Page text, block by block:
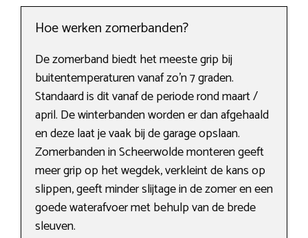
Hoe werken zomerbanden?
De zomerband biedt het meeste grip bij
buitentemperaturen vanaf zo’n 7 graden.
Standaard is dit vanaf de periode rond maart /
april. De winterbanden worden er dan afgehaald
en deze laat je vaak bij de garage opslaan.
Zomerbanden in Scheerwolde monteren geeft
meer grip op het wegdek, verkleint de kans op
slippen, geeft minder slijtage in de zomer en een
goede waterafvoer met behulp van de brede
sleuven.